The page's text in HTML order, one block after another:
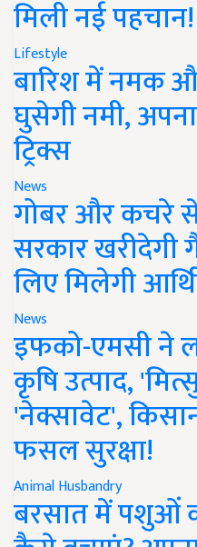
मिली नई पहचान!
Lifestyle
बारिश में नमक
घुसेगी नमी,
ट्रिक्स
News
गोबर और कचरे
सरकार खरीदेगी
लिए मिलेगी
News
इफको-एमसी ने
कृषि उत्पाद,
'नेक्सावेट',
फसल सुरक्षा!
Animal Husbandry
बरसात में पशुओं